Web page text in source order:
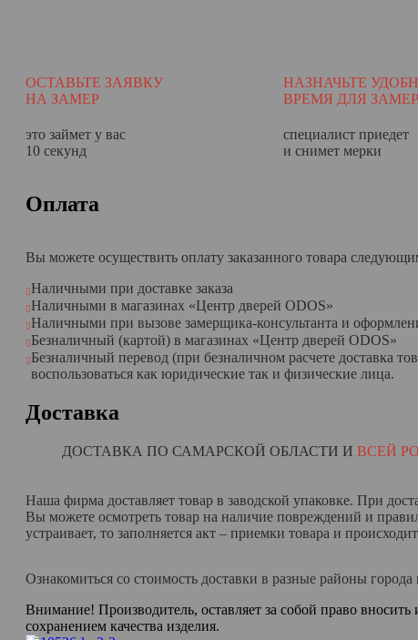
ОСТАВЬТЕ ЗАЯВКУ
НА ЗАМЕР
это займет у вас
10 секунд
НАЗНАЧЬТЕ
ВРЕМЯ ДЛЯ
специалист приедет
и снимет мерки
Оплата
Вы можете осуществить оплату заказанного товара
Наличными при доставке заказа
Наличными в магазинах «Центр дверей ODOS»
Наличными при вызове замерщика-консультанта и
Безналичный (картой) в магазинах «Центр дверей ODOS»
Безналичный перевод (при безналичном расчете доставка
воспользоваться как юридические так и физические лица.
Доставка
ДОСТАВКА ПО САМАРСКОЙ ОБЛАСТИ И ВСЕЙ
Наша фирма доставляет товар в заводской упаковке. При
Вы можете осмотреть товар на наличие повреждений и
устраивает, то заполняется акт – приемки товара и
Ознакомиться со стоимость доставки в разные районы
Внимание! Производитель, оставляет за собой право
сохранением качества изделия.